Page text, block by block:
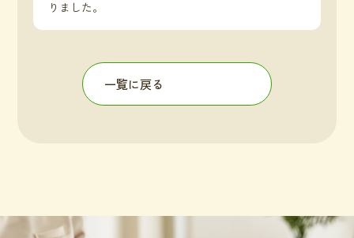
りました。
一覧に戻る